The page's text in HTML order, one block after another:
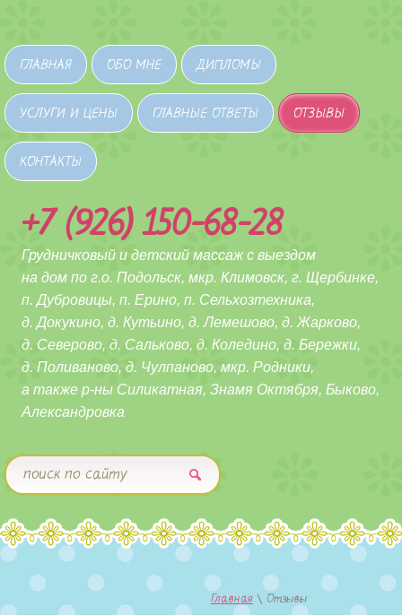
ГЛАВНАЯ ОБО МНЕ ДИПЛОМЫ
УСЛУГИ И ЦЕНЫ ГЛАВНЫЕ ОТВЕТЫ ОТЗЫВЫ
КОНТАКТЫ
+7 (926) 150-68-28
Грудничковый и детский массаж с выездом
на дом по г.о. Подольск, мкр. Климовск, г. Щербинке,
п. Дубровицы, п. Ерино, п. Сельхозтехника,
д. Докукино, д. Кутьино, д. Лемешово, д. Жарково,
д. Северово, д. Сальково, д. Коледино, д. Бережки,
д. Поливаново, д. Чулпаново, мкр. Родники,
а также р-ны Силикатная, Знамя Октября, Быково,
Александровка
Главная \ Отзывы